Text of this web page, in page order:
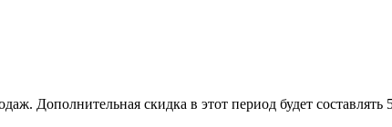
Дополнительная скидка в этот период будет составлять